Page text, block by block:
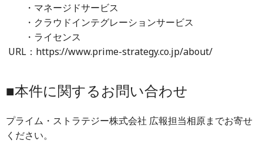
・マネージドサービス
・クラウドインテグレーションサービス
・ライセンス
URL：https://www.prime-strategy.co.jp/about/
■本件に関するお問い合わせ
プライム・ストラテジー株式会社 広報担当相原までお寄せ
ください。